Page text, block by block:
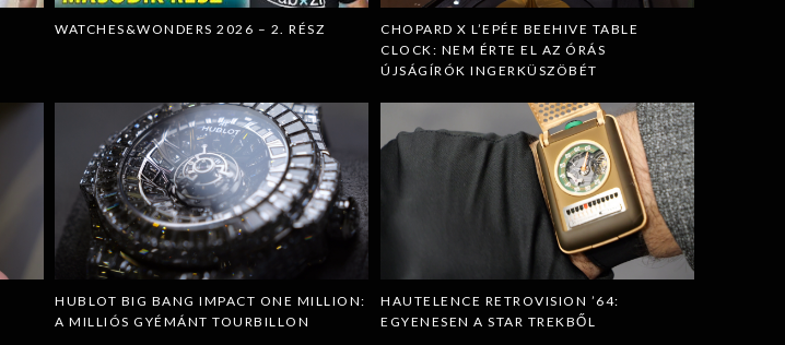
WATCHES&WONDERS 2026 – 2. RÉSZ
CHOPARD X L’EPÉE BEEHIVE TABLE
CLOCK: NEM ÉRTE EL AZ ÓRÁS
ÚJSÁGÍRÓK INGERKÜSZÖBÉT
HUBLOT BIG BANG IMPACT ONE MILLION:
A MILLIÓS GYÉMÁNT TOURBILLON
HAUTELENCE RETROVISION ’64:
EGYENESEN A STAR TREKBŐL